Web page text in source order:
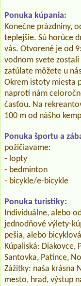
Ponuka kúpania:
Konečne prázdniny,
teplejšie. Sú horúce
vás. Otvorené je od
vodnom svete zostali
zatúlate môžete u
Okrem istoty miesta
naproti nám
časťou. Na
100 m od nášho
Ponuka športu a
požičiavame:
- lopty
- bedminton
- bicykle/e-bicykle
Ponuka turistiky:
Individuálne, alebo
jednodňové výlety-
pešia, alebo
Kúpaliská: Diakovce,
Santovka, Patince,
Zážitky: naša krásna
mesto, hrad, výstup